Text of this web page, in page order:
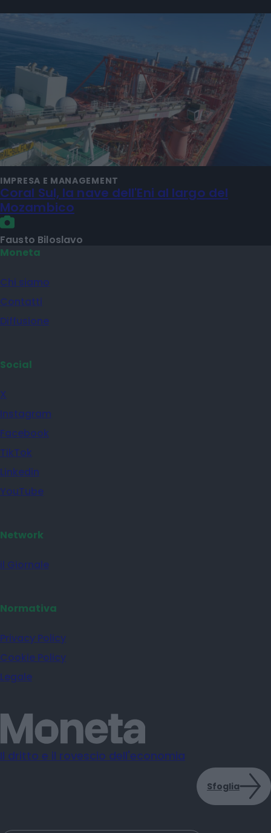
IMPRESA E MANAGEMENT
Coral Sul, la nave dell'Eni al largo del
Mozambico
Fausto Biloslavo
Moneta
Chi siamo
Contatti
Diffusione
Social
X
Instagram
Facebook
TikTok
Linkedin
YouTube
Network
il Giornale
Normativa
Privacy Policy
Cookie Policy
Legale
Il dritto e il rovescio dell'economia
Sfoglia